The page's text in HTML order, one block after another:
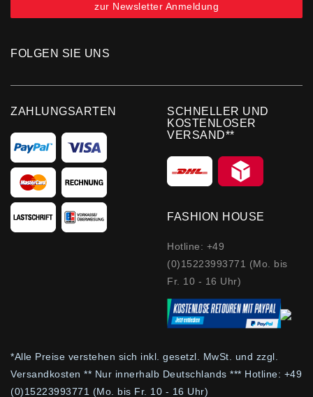
zur Newsletter Anmeldung
FOLGEN SIE UNS
ZAHLUNGSARTEN
SCHNELLER UND
KOSTENLOSER
VERSAND**
FASHION HOUSE
Hotline: +49
(0)15223993771 (Mo. bis
Fr. 10 - 16 Uhr)
*Alle Preise verstehen sich inkl. gesetzl. MwSt. und zzgl.
Versandkosten ** Nur innerhalb Deutschlands *** Hotline: +49
(0)15223993771 (Mo. bis Fr. 10 - 16 Uhr)